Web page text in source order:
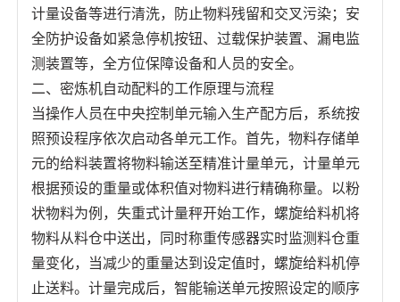
计量设备等进行清洗，防止物料残留和交叉污染；安
全防护设备如紧急停机按钮、过载保护装置、漏电监
测装置等，全方位保障设备和人员的安全。
二、密炼机自动配料的工作原理与流程
当操作人员在中央控制单元输入生产配方后，系统按
照预设程序依次启动各单元工作。首先，物料存储单
元的给料装置将物料输送至精准计量单元，计量单元
根据预设的重量或体积值对物料进行精确称量。以粉
状物料为例，失重式计量秤开始工作，螺旋给料机将
物料从料仓中送出，同时称重传感器实时监测料仓重
量变化，当减少的重量达到设定值时，螺旋给料机停
止送料。计量完成后，智能输送单元按照设定的顺序